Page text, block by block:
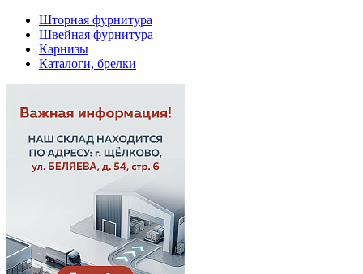
Шторная фурнитура
Швейная фурнитура
Карнизы
Каталоги, брелки